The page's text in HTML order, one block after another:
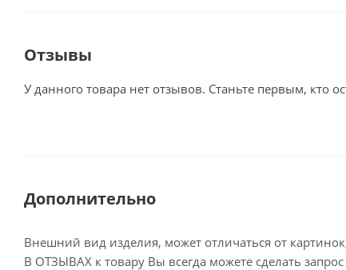
Отзывы
У данного товара нет отзывов. Станьте первым, кто
Дополнительно
Внешний вид изделия, может отличаться от
В ОТЗЫВАХ к товару Вы всегда можете сделать